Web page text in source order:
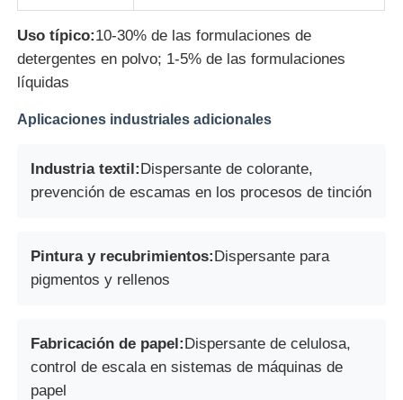
Uso típico:10-30% de las formulaciones de
detergentes en polvo; 1-5% de las formulaciones
líquidas
Aplicaciones industriales adicionales
Industria textil:Dispersante de colorante,
prevención de escamas en los procesos de tinción
Pintura y recubrimientos:Dispersante para
pigmentos y rellenos
Fabricación de papel:Dispersante de celulosa,
control de escala en sistemas de máquinas de
papel